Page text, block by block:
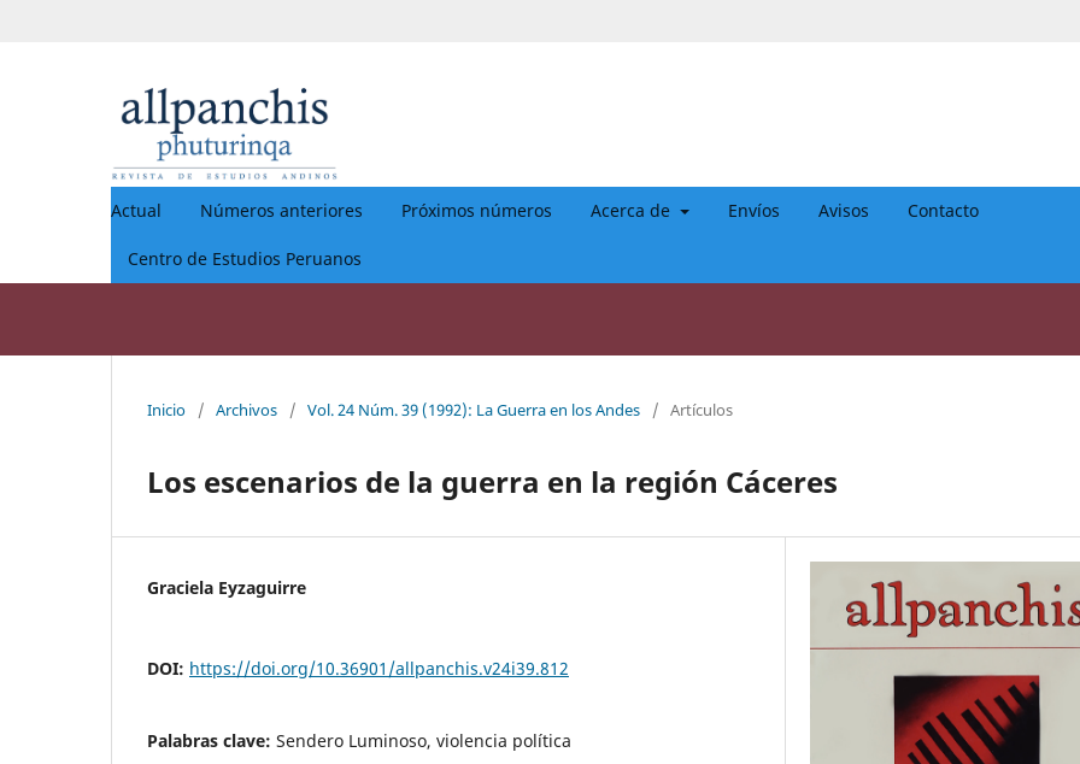
Actual Números anteriores Próximos números Acerca de Envíos Avisos Contacto
Centro de Estudios Peruanos
Inicio / Archivos / Vol. 24 Núm. 39 (1992): La Guerra en los Andes / Artículos
Los escenarios de la guerra en la región Cáceres
Graciela Eyzaguirre
DOI: https://doi.org/10.36901/allpanchis.v24i39.812
Palabras clave: Sendero Luminoso, violencia política